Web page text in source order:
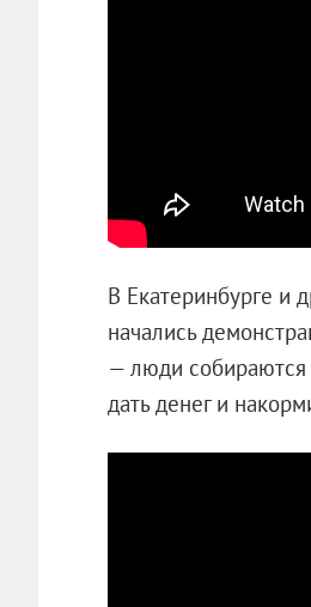
В Екатеринбурге и
начались
— люди собираются
дать денег и